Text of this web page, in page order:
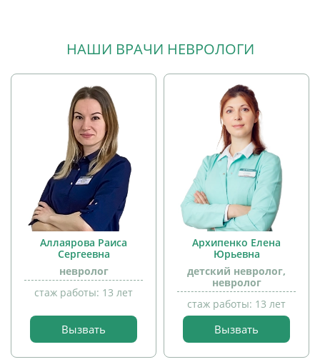
НАШИ ВРАЧИ НЕВРОЛОГИ
прием
детей
Аллаярова Раиса
Сергеевна
невролог
стаж работы: 13 лет
Вызвать
прием
детей
Архипенко Елена
Юрьевна
детский невролог,
невролог
стаж работы: 13 лет
Вызвать